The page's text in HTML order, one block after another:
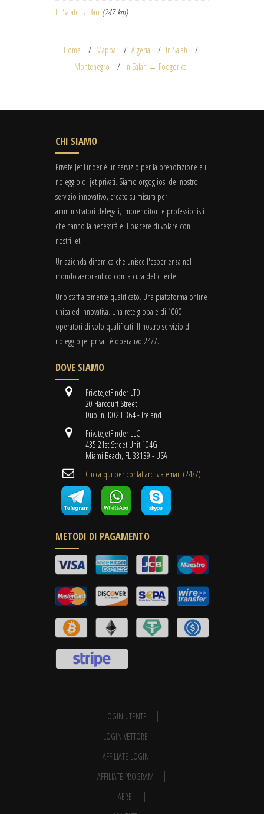
In Salah → Bari (247 km)
Home Mappa Algeria
In Salah
Montenegro
In Salah → Podgorica
CHI SIAMO
Private Jet Finder è un servizio per la prenotazione e il
noleggio di jet privati. Siamo orgogliosi del nostro
servizio innovativo, creato su misura per
amministratori delegati, imprenditori e professionisti
che hanno la necessità e il piacere di volare con i
nostri Jet.
Un'azienda dinamica che unisce l'esperienza nel
mondo aeronautico con la cura del cliente.
Uno staff altamente qualificato. Una piattaforma online
unica ed innovativa. Una rete globale di 1000
operatori di volo qualificati. Il nostro servizio di
noleggio jet privati è operativo 24/7.
DOVE SIAMO
PrivateJetFinder LTD
20 Harcourt Street
Dublin, D02 H364 - Ireland
PrivateJetFinder LLC
435 21st Street Unit 104G
Miami Beach, FL 33139 - USA
Clicca qui per contattarci via email (24/7)
METODI DI PAGAMENTO
LOGIN UTENTE
LOGIN VETTORE
AFFILIATE LOGIN
AFFILIATE PROGRAM
AEREI